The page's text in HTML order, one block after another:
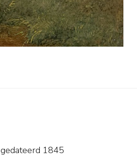
gedateerd 1845